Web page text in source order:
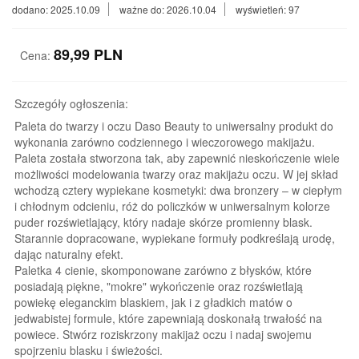
dodano: 2025.10.09 ważne do: 2026.10.04 wyświetleń: 97
Cena: 89,99 PLN
Szczegóły ogłoszenia:
Paleta do twarzy i oczu Daso Beauty to uniwersalny produkt do
wykonania zarówno codziennego i wieczorowego makijażu.
Paleta została stworzona tak, aby zapewnić nieskończenie wiele
możliwości modelowania twarzy oraz makijażu oczu. W jej skład
wchodzą cztery wypiekane kosmetyki: dwa bronzery – w ciepłym
i chłodnym odcieniu, róż do policzków w uniwersalnym kolorze
puder rozświetlający, który nadaje skórze promienny blask.
Starannie dopracowane, wypiekane formuły podkreślają urodę,
dając naturalny efekt.
Paletka 4 cienie, skomponowane zarówno z błysków, które
posiadają piękne, "mokre" wykończenie oraz rozświetlają
powiekę eleganckim blaskiem, jak i z gładkich matów o
jedwabistej formule, które zapewniają doskonałą trwałość na
powiece. Stwórz roziskrzony makijaż oczu i nadaj swojemu
spojrzeniu blasku i świeżości.